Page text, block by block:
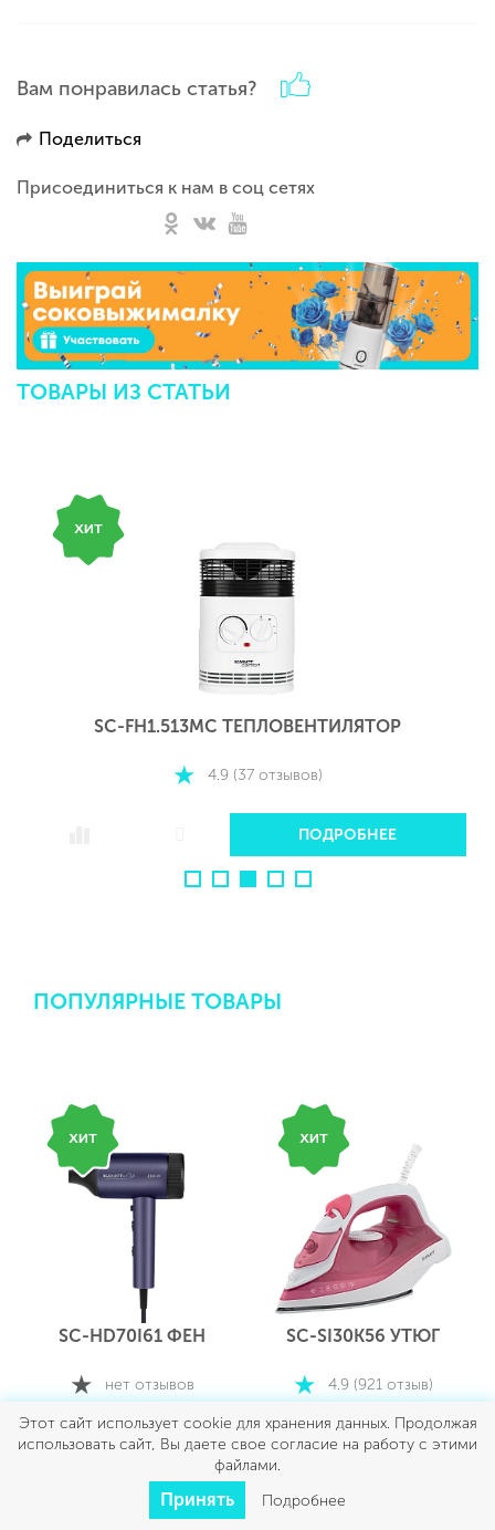
Вам понравилась статья?
Поделиться
Присоединиться к нам в соц сетях
ТОВАРЫ ИЗ СТАТЬИ
SC-FH1.513MC ТЕПЛОВЕНТИЛЯТОР
4.9 (37 отзывов)
ПОДРОБНЕЕ
ПОПУЛЯРНЫЕ ТОВАРЫ
SC-HD70I61 ФЕН
нет отзывов
ПОДРОБНЕЕ
SC-SI30K56 УТЮГ
4.9 (921 отзыв)
ПОДРОБНЕЕ
Этот сайт использует cookie для хранения данных. Продолжая
использовать сайт, Вы даете свое согласие на работу с этими
файлами.
Принять Подробнее